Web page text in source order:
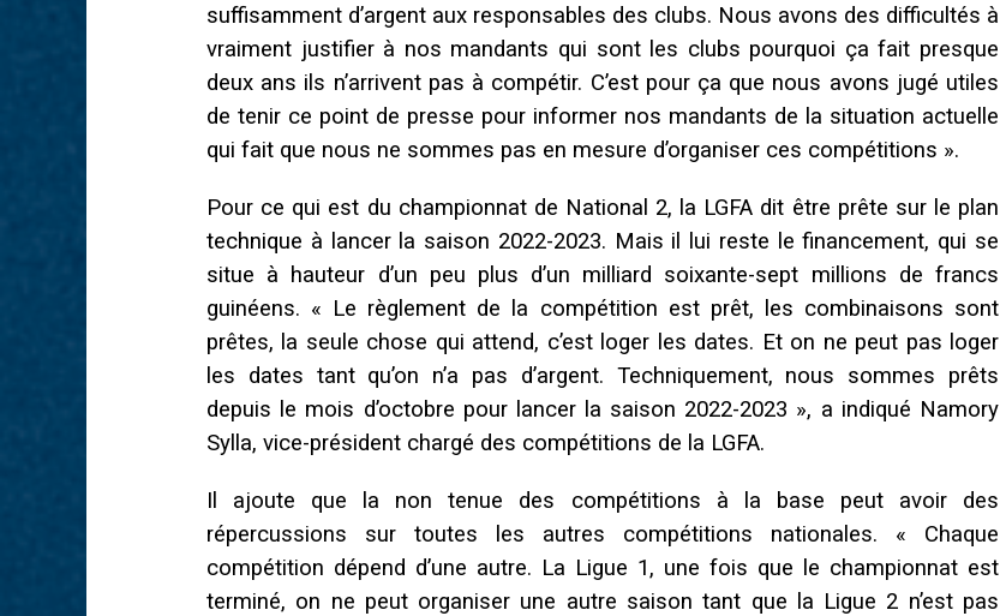
suffisamment d’argent aux responsables des clubs. Nous avons des difficultés à
vraiment justifier à nos mandants qui sont les clubs pourquoi ça fait presque
deux ans ils n’arrivent pas à compétir. C’est pour ça que nous avons jugé utiles
de tenir ce point de presse pour informer nos mandants de la situation actuelle
qui fait que nous ne sommes pas en mesure d’organiser ces compétitions ».
Pour ce qui est du championnat de National 2, la LGFA dit être prête sur le plan
technique à lancer la saison 2022-2023. Mais il lui reste le financement, qui se
situe à hauteur d’un peu plus d’un milliard soixante-sept millions de francs
guinéens. « Le règlement de la compétition est prêt, les combinaisons sont
prêtes, la seule chose qui attend, c’est loger les dates. Et on ne peut pas loger
les dates tant qu’on n’a pas d’argent. Techniquement, nous sommes prêts
depuis le mois d’octobre pour lancer la saison 2022-2023 », a indiqué Namory
Sylla, vice-président chargé des compétitions de la LGFA.
Il ajoute que la non tenue des compétitions à la base peut avoir des
répercussions sur toutes les autres compétitions nationales. « Chaque
compétition dépend d’une autre. La Ligue 1, une fois que le championnat est
terminé, on ne peut organiser une autre saison tant que la Ligue 2 n’est pas